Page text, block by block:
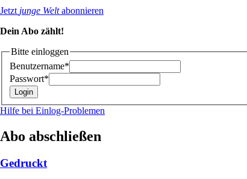
Jetzt junge Weltabonnieren
Dein Abo zählt!
Bitte einloggen
Benutzername*
Passwort*
Hilfe bei Einlog-Problemen
Abo abschließen
Gedruckt